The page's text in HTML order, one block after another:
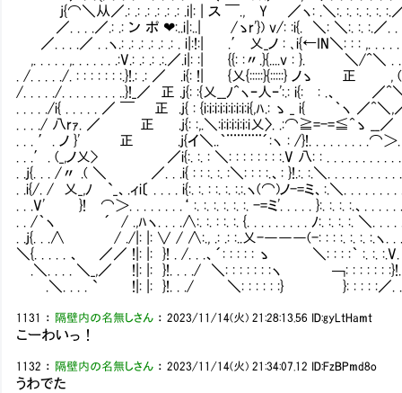
j{⌒＼从／.: .: .: .: .: .: .i|: | ス ￣., Y ／ヽ: .＼:. :. :. :. :. :.／.
／. . . .／.: .: ン ポ ❤:..i|:..| /ゝr'}) v/: :i{. ＼: ＼:. :. :.／. . . .,
／. . . .／ . .ヽ.: .: .: .: .: .: . i|:!:| .′ 乂_ノ : ､i{←IN＼: : : ,. . . . .
,. . . . . ,. . . . . . .:V.: .: .: .:.／.i|: :| {{: :〃.}{....v : }. ＼/^＼ . .
. /. . . . ./. : : : : : : :.}!.: .: ／ .i{: !| {乂{:::::}{:::::} ノゝ 正 , (__)
/. . . . ./. . . . . . . . ..}!_／ 正 .j{: :{乂__ﾉ^ヽｰ人ｰ':.: i{: : .、 ／^＼
. . . . ./i{ . . . . . ／ ￣ 正 .j{ : {i:i:i:i:i:i:i:i:i{,ﾊ.: ゝ _ i{ ｀ヽ ／^
. . . ./ 八rｧ. ／ 正 .j{: :,.＼:i:i:i:i:i:i乂〉. .:⌒≧=-=≦^ゝ __
. . . ′. ノ }' 正 .j{イ＼..｀¨¨¨¨¨´:ヽ : /}!. . . . . . . . .⌒
. . .′. (_,ノ乂> ／i{:. :. : ＼: : : : : : : :.V 八: : . . . . . . . . . .
. .j{. . . /〃 .( ＼ ／. . .i{ : : :. :. :＼: : : :.、: }!.:. :.＼. . . . . . . . .
. .i{/. / 乂_,ﾉ `_、.ィi〔 . . . . i{:. :. : :. :. :.:.ヽ(⌒)ノ-=ミ、:.＼. . . . .
. . .V' }! ⌒＞. . . . . . . .‘ :. :. :. :. :. :. -=ミ'. . . . . }:. :. :. :.、. .
. . /｀ヽ ´ / .,ﾊヽ. . . .∧:. :. : :. :. {. . . . . . . . . ﾉ:. :. :. :. ＼.
. .j{. . .∧ / ./|: |: ∨ / ∧:., .: .: :..乂-―――(-: : : :. :. :. :.
＼{. . . . . 、 ／／ !|: |: }! . /. . .、´: : : : : ゝ ＼: : : :｀ :. :.
.＼. . . . ＼_,／ !|: |: }!. . . ./ ＼: : : : : : :ヽ ￢: : : : : :
.＼. . . . ` !|: |: }!. . ./ ＼: : : : : :} }: : : : :／. .
1131 ： 隔壁内の名無しさん ：2023/11/14(火) 21:28:13.56 ID:gyLtHamt
こーわいっ！
1132 ： 隔壁内の名無しさん ：2023/11/14(火) 21:34:07.12 ID:FzBPmd8o
うわでた